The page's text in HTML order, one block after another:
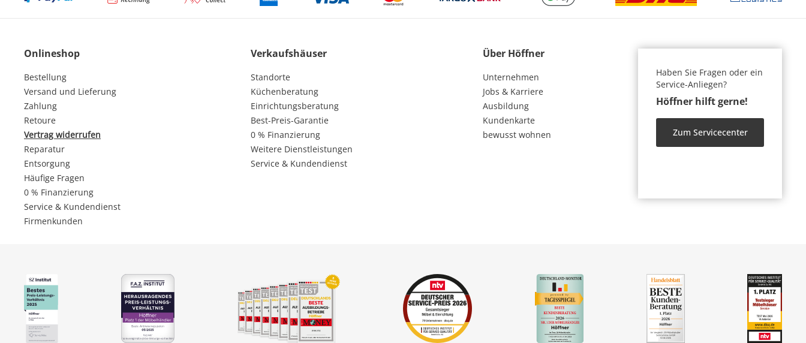
Onlineshop
Bestellung
Versand und Lieferung
Zahlung
Retoure
Vertrag widerrufen
Reparatur
Entsorgung
Häufige Fragen
0 % Finanzierung
Service & Kundendienst
Firmenkunden
Verkaufshäuser
Standorte
Küchenberatung
Einrichtungsberatung
Best-Preis-Garantie
0 % Finanzierung
Weitere Dienstleistungen
Service & Kundendienst
Über Höffner
Unternehmen
Jobs & Karriere
Ausbildung
Kundenkarte
bewusst wohnen
Haben Sie Fragen oder ein
Service-Anliegen?
Höffner hilft gerne!
Zum Servicecenter